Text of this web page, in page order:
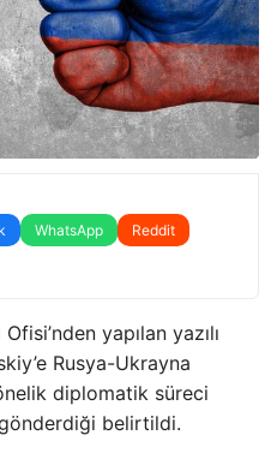
WhatsApp
Reddit
yapılan yazılı
Rusya-Ukrayna
diplomatik süreci
belirtildi.